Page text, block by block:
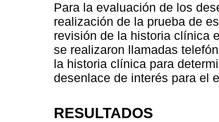
Para la evaluación de los
realización de la prueba de
revisión de la historia clínica
se realizaron llamadas
la historia clínica para
desenlace de interés para el
RESULTADOS